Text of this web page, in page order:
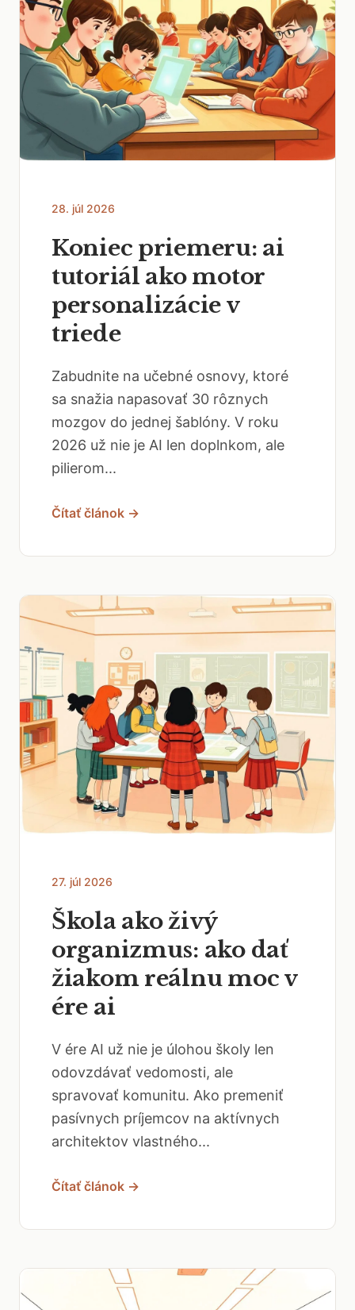
28. júl 2026
Koniec priemeru: ai
tutoriál ako motor
personalizácie v
triede
Zabudnite na učebné osnovy, ktoré
sa snažia napasovať 30 rôznych
mozgov do jednej šablóny. V roku
2026 už nie je AI len doplnkom, ale
pilierom...
Čítať článok →
27. júl 2026
Škola ako živý
organizmus: ako dať
žiakom reálnu moc v
ére ai
V ére AI už nie je úlohou školy len
odovzdávať vedomosti, ale
spravovať komunitu. Ako premeniť
pasívnych príjemcov na aktívnych
architektov vlastného...
Čítať článok →